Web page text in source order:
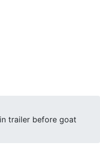
trailer before goat